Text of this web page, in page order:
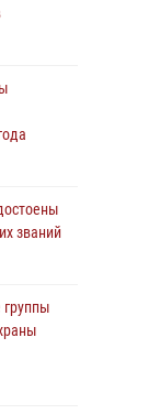
провел
званий